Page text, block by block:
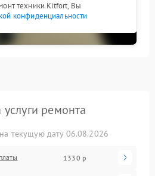
техники Kitfort, Вы
конфиденциальности
ремонта
текущую дату 06.08.2026
1330 р